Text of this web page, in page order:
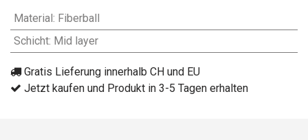
Material : Fiberball
Schicht: Mid layer
Gratis Lieferung innerhalb CH und EU
Jetzt kaufen und Produkt in 3-5 Tagen erhalten